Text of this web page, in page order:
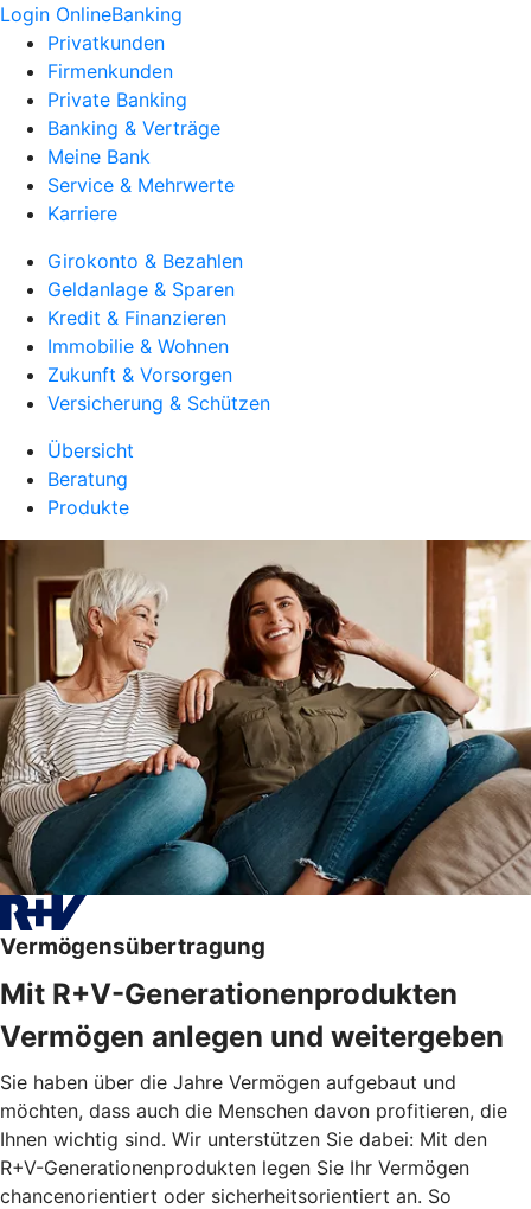
Login OnlineBanking
Privatkunden
Firmenkunden
Private Banking
Banking & Verträge
Meine Bank
Service & Mehrwerte
Karriere
Girokonto & Bezahlen
Geldanlage & Sparen
Kredit & Finanzieren
Immobilie & Wohnen
Zukunft & Vorsorgen
Versicherung & Schützen
Übersicht
Beratung
Produkte
Vermögensübertragung
Mit R+V-Generationenprodukten
Vermögen anlegen und weitergeben
Sie haben über die Jahre Vermögen aufgebaut und
möchten, dass auch die Menschen davon profitieren, die
Ihnen wichtig sind. Wir unterstützen Sie dabei: Mit den
R+V-Generationenprodukten legen Sie Ihr Vermögen
chancenorientiert oder sicherheitsorientiert an. So